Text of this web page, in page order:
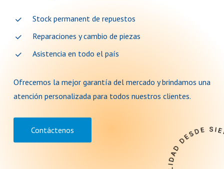
Stock permanent de repuestos
Reparaciones y cambio de piezas
Asistencia en todo el país
Ofrecemos la mejor garantía del mercado y brindamos una
atención personalizada para todos nuestros clientes.
Contáctenos